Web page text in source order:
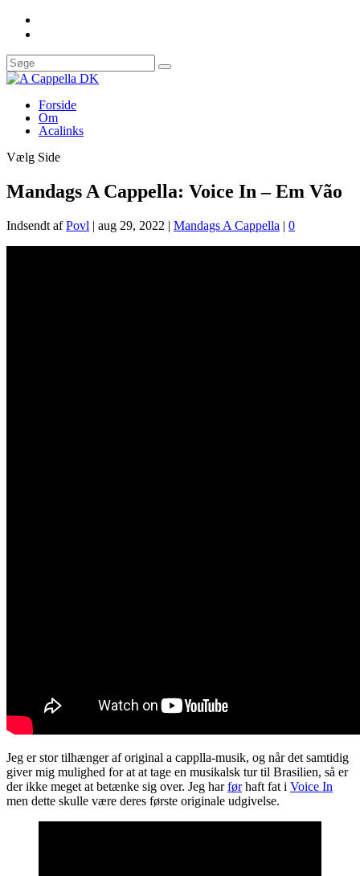
Forside
Om
Acalinks
Vælg Side
Mandags A Cappella: Voice In – Em Vão
Indsendt afPovl | aug 29, 2022 | Mandags A Cappella | 0
Jeg er stor tilhænger af original a capplla-musik, og når det samtidig
giver mig mulighed for at at tage en musikalsk tur til Brasilien, så er
der ikke meget at betænke sig over. Jeg harførhaft fat i Voice In
men dette skulle være deres første originale udgivelse.